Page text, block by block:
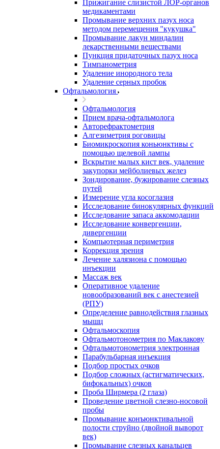
Прижигание слизистой ЛОР-органов
медикаментами
Промывание верхних пазух носа
методом перемещения "кукушка"
Промывание лакун миндалин
лекарственными веществами
Пункция придаточных пазух носа
Тимпанометрия
Удаление инородного тела
Удаление серных пробок
Офтальмология
Офтальмология
Прием врача-офтальмолога
Авторефрактометрия
Алгезиметрия роговицы
Биомикроскопия коньюнктивы с
помощью щелевой лампы
Вскрытие малых кист век, удаление
закупорки мейболиевых желез
Зондирование, бужирование слезных
путей
Измерение угла косоглазия
Исследование бинокулярных функций
Исследование запаса аккомодации
Исследование конвергенции,
дивергенции
Компьютерная периметрия
Коррекция зрения
Лечение халязиона с помощью
инъекции
Массаж век
Оперативное удаление
новообразований век с анестезией
(РПУ)
Определение равнодействия глазных
мышц
Офтальмоскопия
Офтальмотонометрия по Маклакову
Офтальмотонометрия электронная
Парабульбарная инъекция
Подбор простых очков
Подбор сложных (астигматических,
бифокальных) очков
Проба Ширмера (2 глаза)
Проведение цветной слезно-носовой
пробы
Промывание конъюнктивальной
полости струйно (двойной выворот
век)
Промывание слезных канальцев